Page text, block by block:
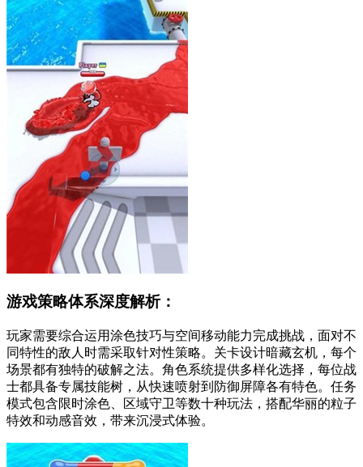
游戏策略体系深度解析：
玩家需要综合运用涂色技巧与空间移动能力完成挑战，面对不
同特性的敌人时需采取针对性策略。关卡设计暗藏玄机，每个
场景都有独特的破解之法。角色系统提供多样化选择，每位战
士都具备专属技能树，从快速喷射到防御屏障各有特色。任务
模式包含限时涂色、区域守卫等数十种玩法，搭配华丽的粒子
特效和动感音效，带来沉浸式体验。